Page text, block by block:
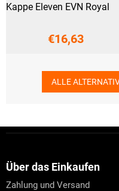
Kappe Eleven EVN Royal
€16,63
ALLE
Über das Einkaufen
Zahlung und Versand